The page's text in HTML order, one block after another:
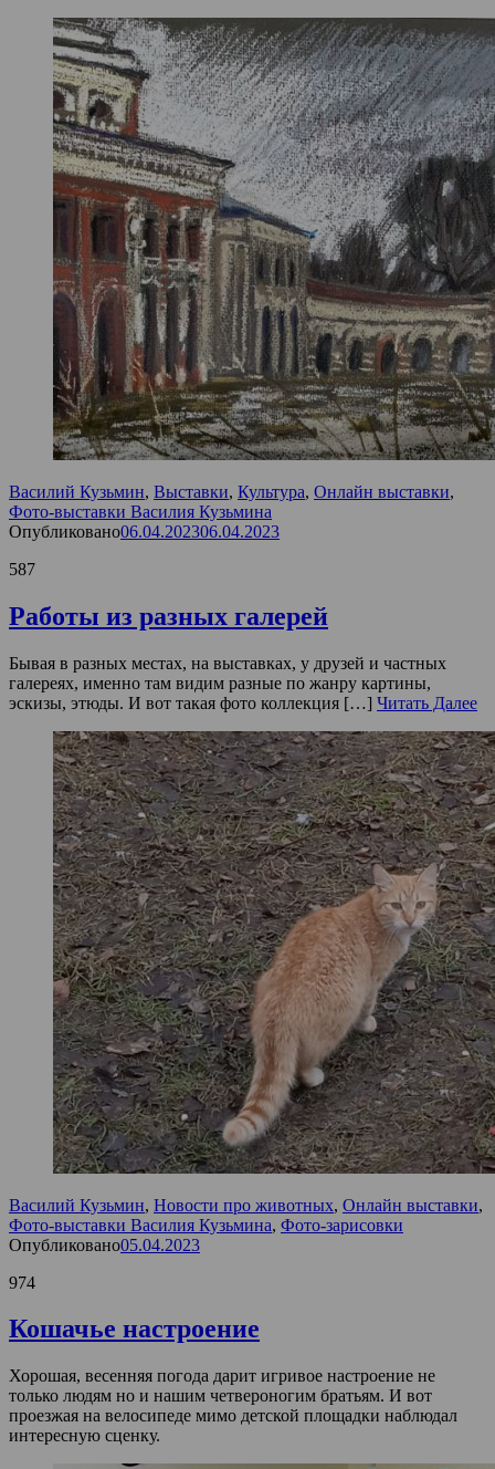
Василий Кузьмин, Выставки, Культура, Онлайн выставки,
Фото-выставки Василия Кузьмина
Опубликовано06.04.202306.04.2023
587
Работы из разных галерей
Бывая в разных местах, на выставках, у друзей и частных
галереях, именно там видим разные по жанру картины,
эскизы, этюды. И вот такая фото коллекция […] Читать Далее
Василий Кузьмин, Новости про животных, Онлайн выставки,
Фото-выставки Василия Кузьмина, Фото-зарисовки
Опубликовано05.04.2023
974
Кошачье настроение
Хорошая, весенняя погода дарит игривое настроение не
только людям но и нашим четвероногим братьям. И вот
проезжая на велосипеде мимо детской площадки наблюдал
интересную сценку.